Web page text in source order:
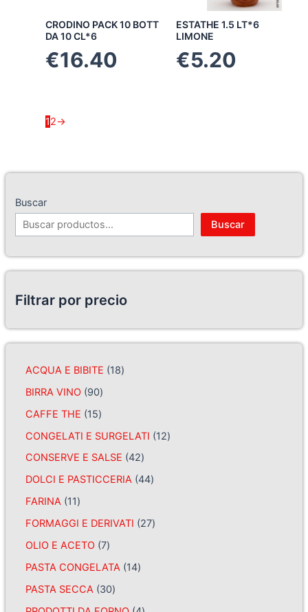
Buscar
Buscar
Filtrar por precio
ACQUA E BIBITE
18
BIRRA VINO 90
CAFFE THE
15
CONGELATI E SURGELATI
12
CONSERVE E SALSE 42
DOLCI E PASTICCERIA 44
FARINA 11
FORMAGGI E DERIVATI
27
OLIO E ACETO 7
PASTA CONGELATA 14
PASTA SECCA 30
CRODINO PACK 10 BOTT
DA 10 CL*6
€16.40
ESTATHE 1.5 LT*6
LIMONE
€5.20
12→